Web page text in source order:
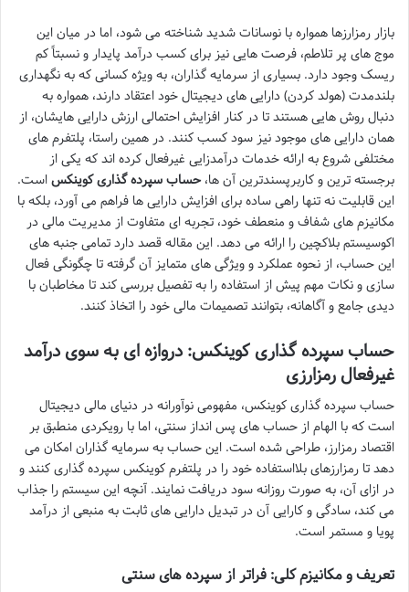
بازار رمزارزها همواره با نوسانات شدید شناخته می شود، اما در میان این
موج های پر تلاطم، فرصت هایی نیز برای کسب درآمد پایدار و نسبتاً کم
ریسک وجود دارد. بسیاری از سرمایه گذاران، به ویژه کسانی که به نگهداری
بلندمدت (هولد کردن) دارایی های دیجیتال خود اعتقاد دارند، همواره به
دنبال روش هایی هستند تا در کنار افزایش احتمالی ارزش دارایی هایشان، از
همان دارایی های موجود نیز سود کسب کنند. در همین راستا، پلتفرم های
مختلفی شروع به ارائه خدمات درآمدزایی غیرفعال کرده اند که یکی از
برجسته ترین و کاربرپسندترین آن ها،حساب سپرده گذاری کوینکساست.
این قابلیت نه تنها راهی ساده برای افزایش دارایی ها فراهم می آورد، بلکه با
مکانیزم های شفاف و منعطف خود، تجربه ای متفاوت از مدیریت مالی در
اکوسیستم بلاکچین را ارائه می دهد. این مقاله قصد دارد تمامی جنبه های
این حساب، از نحوه عملکرد و ویژگی های متمایز آن گرفته تا چگونگی فعال
سازی و نکات مهم پیش از استفاده را به تفصیل بررسی کند تا مخاطبان با
دیدی جامع و آگاهانه، بتوانند تصمیمات مالی خود را اتخاذ کنند.
حساب سپرده گذاری کوینکس: دروازه ای به سوی درآمد
غیرفعال رمزارزی
حساب سپرده گذاری کوینکس، مفهومی نوآورانه در دنیای مالی دیجیتال
است که با الهام از حساب های پس انداز سنتی، اما با رویکردی منطبق بر
اقتصاد رمزارز، طراحی شده است. این حساب به سرمایه گذاران امکان می
دهد تا رمزارزهای بلااستفاده خود را در پلتفرم کوینکس سپرده گذاری کنند و
در ازای آن، به صورت روزانه سود دریافت نمایند. آنچه این سیستم را جذاب
می کند، سادگی و کارایی آن در تبدیل دارایی های ثابت به منبعی از درآمد
پویا و مستمر است.
تعریف و مکانیزم کلی: فراتر از سپرده های سنتی